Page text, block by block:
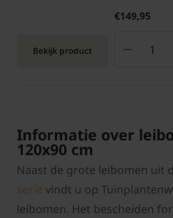
Bekijk product
€149,95
Informatie over
120x90 cm
Naast de grote leibomen uit
serie vindt u op
leibomen. Het bescheiden